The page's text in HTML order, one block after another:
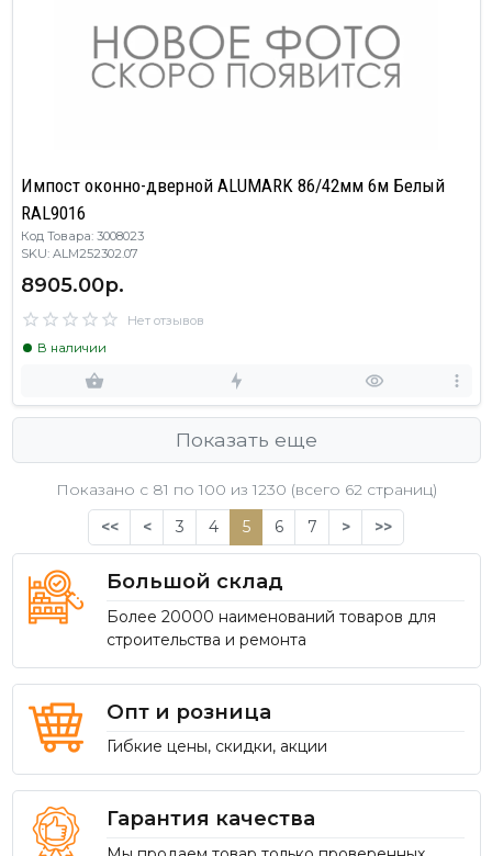
Импост оконно-дверной ALUMARK 86/42мм 6м Белый
RAL9016
Код Товара: 3008023
SKU: ALM252302.07
8905.00р.
Нет отзывов
В наличии
Показать еще
Показано с 81 по100 из 1230 (всего 62 страниц)
<<
< 3 4 5 6 7 > >>
Большой склад
Более 20000 наименований товаров для
строительства и ремонта
Опт и розница
Гибкие цены, скидки, акции
Гарантия качества